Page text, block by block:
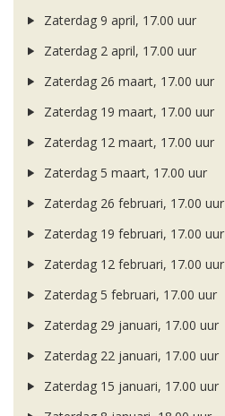
Zaterdag 9 april, 17.00 uur
Zaterdag 2 april, 17.00 uur
Zaterdag 26 maart, 17.00 uur
Zaterdag 19 maart, 17.00 uur
Zaterdag 12 maart, 17.00 uur
Zaterdag 5 maart, 17.00 uur
Zaterdag 26 februari, 17.00 uur
Zaterdag 19 februari, 17.00 uur
Zaterdag 12 februari, 17.00 uur
Zaterdag 5 februari, 17.00 uur
Zaterdag 29 januari, 17.00 uur
Zaterdag 22 januari, 17.00 uur
Zaterdag 15 januari, 17.00 uur